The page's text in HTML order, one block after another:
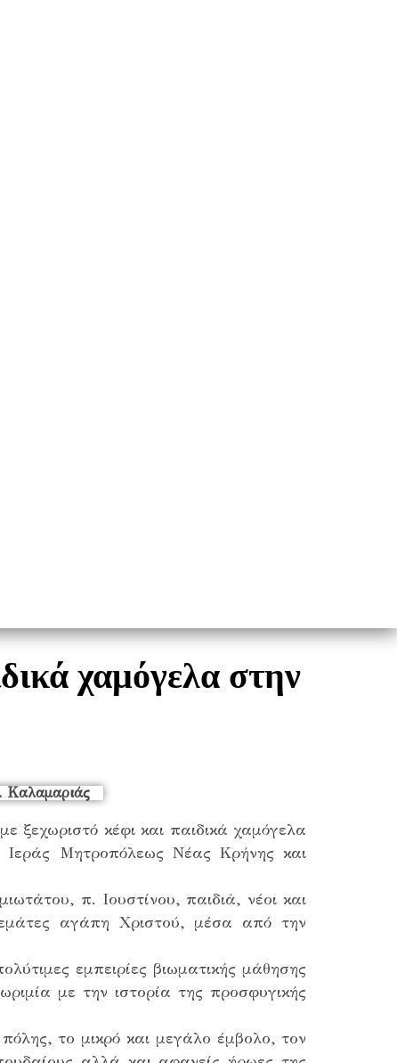
χαμόγελα στην
κέφι και παιδικά χαμόγελα
Ιεράς Μητροπόλεως Νέας Κρήνης και
π. Ιουστίνου, παιδιά, νέοι και
αγάπη Χριστού, μέσα από την
εμπειρίες βιωματικής μάθησης
με την ιστορία της προσφυγικής
το μικρό και μεγάλο έμβολο, τον